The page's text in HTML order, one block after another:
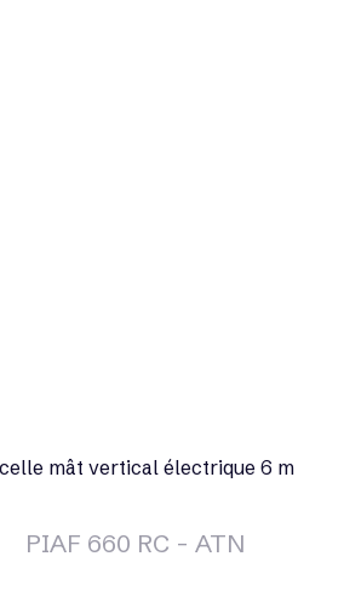
mât vertical électrique 6 m
PIAF 660 RC - ATN